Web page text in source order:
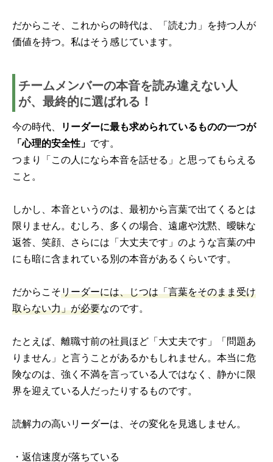
だからこそ、これからの時代は、「読む力」を持つ人が
価値を持つ。私はそう感じています。
チームメンバーの本音を読み違えない人
が、最終的に選ばれる！
今の時代、
リーダーに最も求められているものの一つが
「心理的安全性」 です。
つまり「この人になら本音を話せる」と思ってもらえる
こと。
しかし、本音というのは、最初から言葉で出てくるとは
限りません。むしろ、多くの場合、遠慮や沈黙、曖昧な
返答、笑顔、さらには「大丈夫です」のような言葉の中
にも暗に含まれている別の本音があるくらいです。
だからこそリーダーには、じつは「言葉をそのまま受け
取らない力」が必要なのです。
たとえば、離職寸前の社員ほど「大丈夫です」「問題あ
りません」と言うことがあるかもしれません。本当に危
険なのは、強く不満を言っている人ではなく、静かに限
界を迎えている人だったりするものです。
読解力の高いリーダーは、その変化を見逃しません。
・返信速度が落ちている